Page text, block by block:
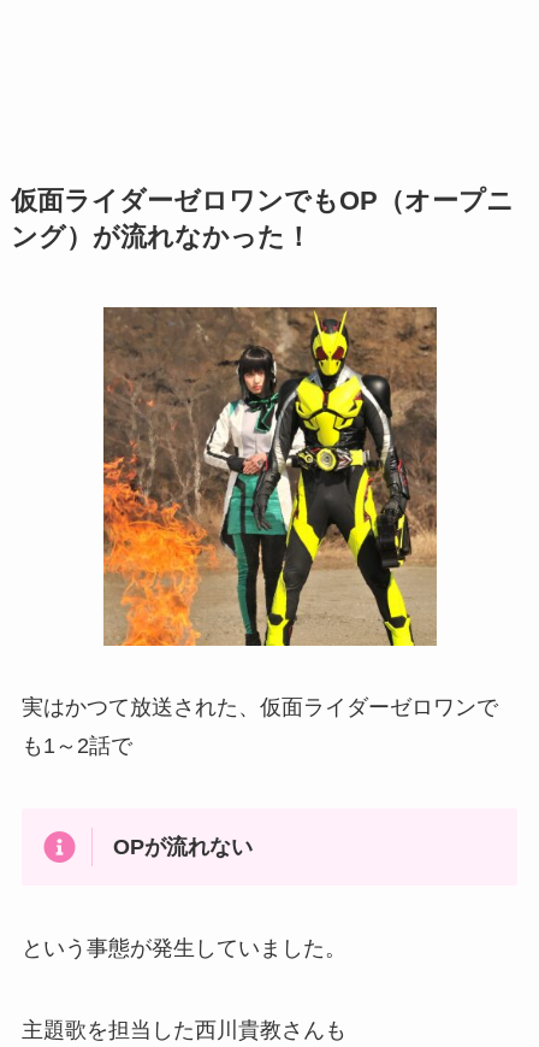
仮面ライダーゼロワンでもOP（オープニ
ング）が流れなかった！
実はかつて放送された、仮面ライダーゼロワンで
も1～2話で
OPが流れない
という事態が発生していました。
主題歌を担当した西川貴教さんも